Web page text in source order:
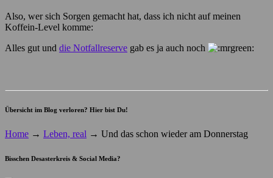
Also, wer sich Sorgen gemacht hat, dass ich nicht auf meinen
Koffein-Level komme:
Alles gut und die Notfallreserve gab es ja auch noch
Übersicht im Blog verloren? Hier bist Du!
Home → Leben, real → Und das schon wieder am Donnerstag
Bisschen Desasterkreis & Social Media?